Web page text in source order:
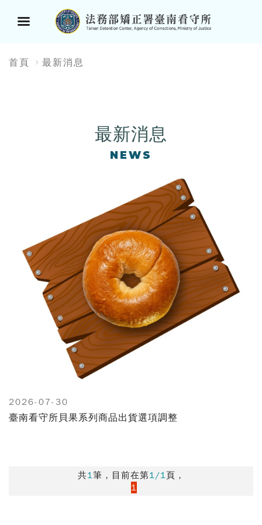
單
首頁 最新消息
最新消息
NEWS
2026-07-30
臺南看守所貝果系列商品出貨選項調整
共1筆，目前在第1/1頁，
1